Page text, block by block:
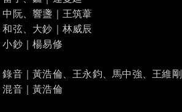
中阮、響盞｜王筑葦
和弦、大鈔｜林威辰
小鈔｜楊易修
錄音｜黃浩倫、王永鈞、馬中強、王維剛
混音｜黃浩倫